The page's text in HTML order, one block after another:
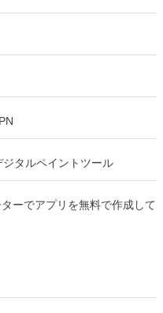
タルペイントツール
ーでアプリを無料で作成して